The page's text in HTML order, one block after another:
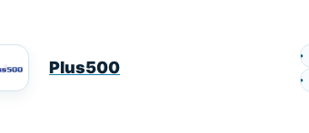
Plus500